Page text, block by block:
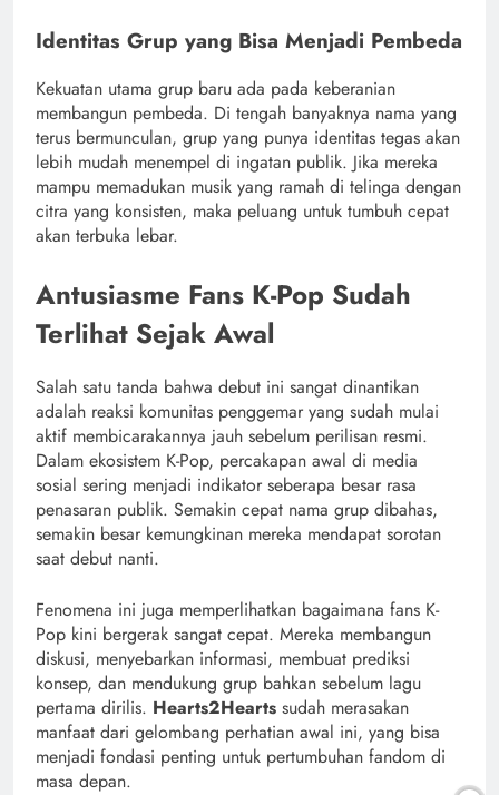
Identitas Grup yang Bisa Menjadi Pembeda
Kekuatan utama grup baru ada pada keberanian
membangun pembeda. Di tengah banyaknya nama yang
terus bermunculan, grup yang punya identitas tegas akan
lebih mudah menempel di ingatan publik. Jika mereka
mampu memadukan musik yang ramah di telinga dengan
citra yang konsisten, maka peluang untuk tumbuh cepat
akan terbuka lebar.
Antusiasme Fans K-Pop Sudah
Terlihat Sejak Awal
Salah satu tanda bahwa debut ini sangat dinantikan
adalah reaksi komunitas penggemar yang sudah mulai
aktif membicarakannya jauh sebelum perilisan resmi.
Dalam ekosistem K-Pop, percakapan awal di media
sosial sering menjadi indikator seberapa besar rasa
penasaran publik. Semakin cepat nama grup dibahas,
semakin besar kemungkinan mereka mendapat sorotan
saat debut nanti.
Fenomena ini juga memperlihatkan bagaimana fans K-
Pop kini bergerak sangat cepat. Mereka membangun
diskusi, menyebarkan informasi, membuat prediksi
konsep, dan mendukung grup bahkan sebelum lagu
pertama dirilis. Hearts2Hearts sudah merasakan
manfaat dari gelombang perhatian awal ini, yang bisa
menjadi fondasi penting untuk pertumbuhan fandom di
masa depan.